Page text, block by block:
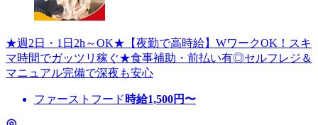
★週2日・1日2h～OK★【夜勤で高時給】WワークOK！スキ
マ時間でガッツリ稼ぐ★食事補助・前払い有◎セルフレジ＆
マニュアル完備で深夜も安心
ファーストフード 時給1,500円〜